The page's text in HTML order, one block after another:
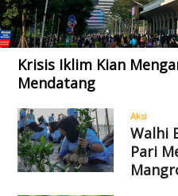
Krisis Iklim Kian
Mendatang
Aksi
Walhi
Pari